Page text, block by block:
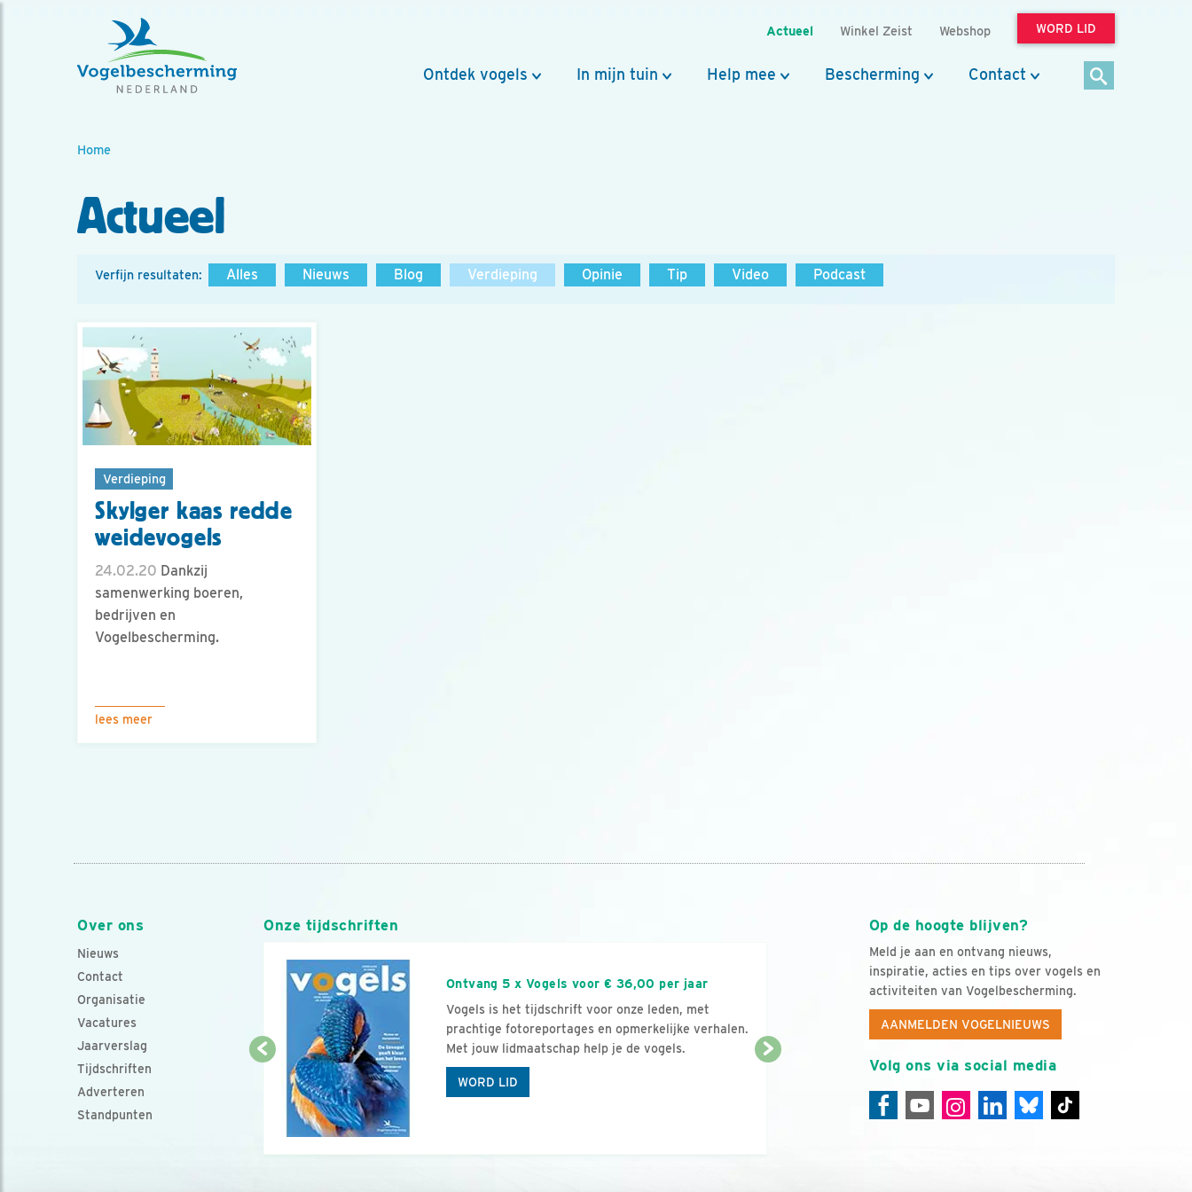
Actueel Winkel Zeist Webshop WORD LID
Ontdek vogels In mijn tuin Help mee Bescherming Contact
Home
Actueel
Verfijn resultaten: Alles Nieuws Blog Verdieping Opinie Tip Video Podcast
Verdieping
Skylger kaas redde
weidevogels
24.02.20 Dankzij
samenwerking boeren,
bedrijven en
Vogelbescherming.
lees meer
Over ons
Nieuws
Contact
Organisatie
Vacatures
Jaarverslag
Tijdschriften
Adverteren
Standpunten
Op de hoogte blijven?
Meld je aan en ontvang nieuws,
inspiratie, acties en tips over vogels en
activiteiten van Vogelbescherming.
AANMELDEN VOGELNIEUWS
Volg ons via social media
Onze tijdschriften
Ontvang 5 x Vogels voor € 36,00 per jaar
Vogels is het tijdschrift voor onze leden, met
prachtige fotoreportages en opmerkelijke verhalen.
Met jouw lidmaatschap help je de vogels.
WORD LID